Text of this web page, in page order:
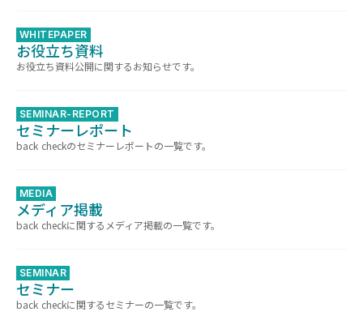
WHITEPAPER
お役立ち資料
お役立ち資料公開に関するお知らせです。
SEMINAR-REPORT
セミナーレポート
back checkのセミナーレポートの一覧です。
MEDIA
メディア掲載
back checkに関するメディア掲載の一覧です。
SEMINAR
セミナー
back checkに関するセミナーの一覧です。